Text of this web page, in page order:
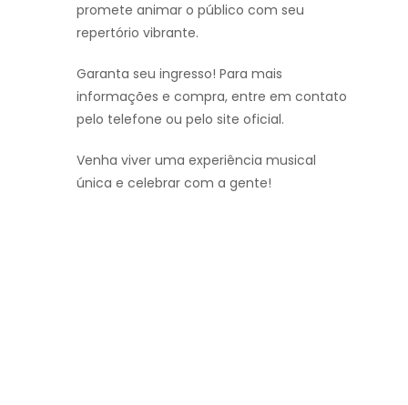
promete animar o público com seu
repertório vibrante.
Garanta seu ingresso! Para mais
informações e compra, entre em contato
pelo telefone ou pelo site oficial.
Venha viver uma experiência musical
única e celebrar com a gente!